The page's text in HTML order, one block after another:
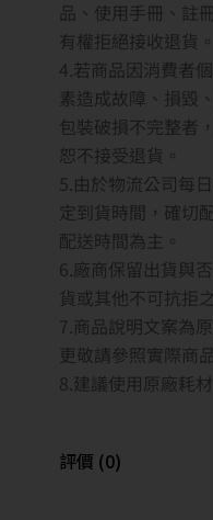
品、使用手冊、註
有權拒絕接收退貨。
4.若商品因消費者
素造成故障、損毀
包裝破損不完整者
恕不接受退貨。
5.由於物流公司每
定到貨時間，確切
配送時間為主。
6.廠商保留出貨與
貨或其他不可抗拒之
7.商品說明文案為
更敬請參照實際商品
8.建議使用原廠耗
評價 (0)